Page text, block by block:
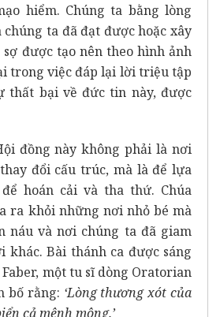
hiểm. Chúng ta bằng lòng
ta đã đạt được hoặc xây
được tạo nên theo hình ảnh
trong việc đáp lại lời triệu tập
thất bại về đức tin này, được
đồng này không phải là nơi
đổi cấu trúc, mà là để lựa
để hoán cải và tha thứ. Chúa
ra khỏi những nơi nhỏ bé mà
náu và nơi chúng ta đã giam
khác. Bài thánh ca được sáng
một tu sĩ dòng Oratorian
bố rằng: ‘Lòng thương xót của
cả mênh mông.’